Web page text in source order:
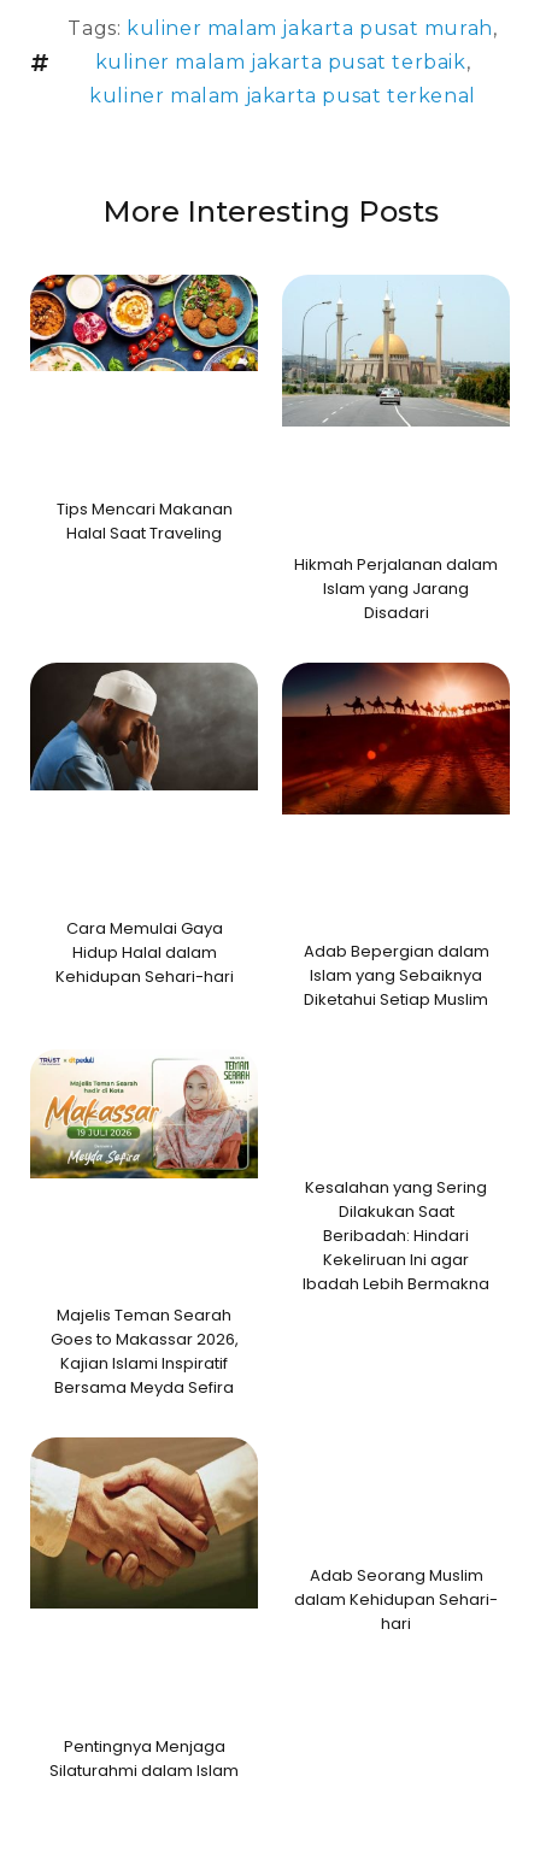
Tags: kuliner malam jakarta pusat murah,
kuliner malam jakarta pusat terbaik,
kuliner malam jakarta pusat terkenal
More Interesting Posts
Tips Mencari Makanan
Halal Saat Traveling
Hikmah Perjalanan dalam
Islam yang Jarang
Disadari
Cara Memulai Gaya
Hidup Halal dalam
Kehidupan Sehari-hari
Adab Bepergian dalam
Islam yang Sebaiknya
Diketahui Setiap Muslim
Majelis Teman Searah
Goes to Makassar 2026,
Kajian Islami Inspiratif
Bersama Meyda Sefira
Kesalahan yang Sering
Dilakukan Saat
Beribadah: Hindari
Kekeliruan Ini agar
Ibadah Lebih Bermakna
Pentingnya Menjaga
Silaturahmi dalam Islam
Adab Seorang Muslim
dalam Kehidupan Sehari-
hari